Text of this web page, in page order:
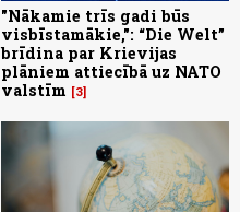
"Nākamie trīs gadi būs
visbīstamākie,": “Die Welt”
brīdina par Krievijas
plāniem attiecībā uz NATO
valstīm
3